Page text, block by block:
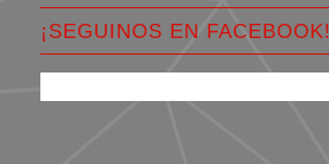
¡SEGUINOS EN FACEBOOK!